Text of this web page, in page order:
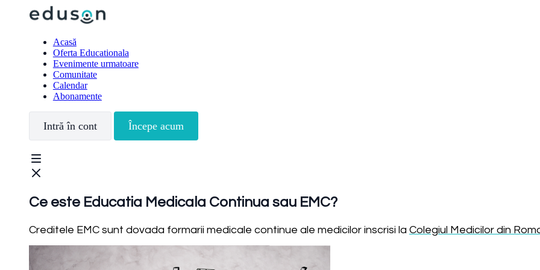
Acasă
Oferta Educationala
Evenimente urmatoare
Comunitate
Calendar
Abonamente
Intră în cont Începe acum
Ce este Educatia Medicala Continua sau EMC?
Creditele EMC sunt dovada formarii medicale continue ale medicilor inscrisi la Colegiul Medicilor din